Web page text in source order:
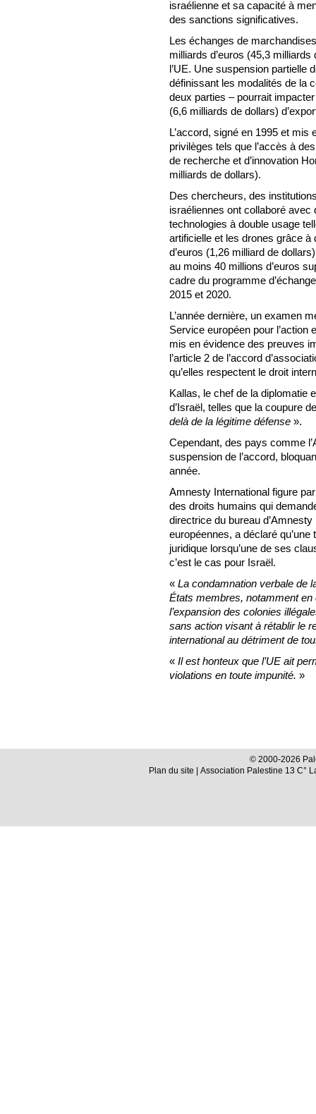
israélienne et sa capacité à
des sanctions significatives.
Les échanges de
milliards d’euros (45,3
l’UE. Une suspension partielle
définissant les modalités de la
deux parties – pourrait
(6,6 milliards de dollars)
L’accord, signé en 1995 et
privilèges tels que l’accès à
de recherche et d’innovation
milliards de dollars).
Des chercheurs, des
israéliennes ont collaboré avec
technologies à double usage
artificielle et les drones grâce
d’euros (1,26 milliard de
au moins 40 millions d’euros
cadre du programme
2015 et 2020.
L’année dernière, un examen
Service européen pour l’action
mis en évidence des preuves
l’article 2 de l’accord
qu’elles respectent le droit
Kallas, le chef de la diplomatie
d’Israël, telles que la coupure
delà de la légitime défense ».
Cependant, des pays comme
suspension de l’accord,
année.
Amnesty International figure
des droits humains qui
directrice du bureau
européennes, a déclaré
juridique lorsqu’une de ses
c’est le cas pour Israël.
« La condamnation verbale de
États membres, notamment en
l’expansion des colonies
sans action visant à rétablir le
international au détriment de
« Il est honteux que l’UE ait
violations en toute impunité. »
© 2000-2026
Plan du site | Association Palestine 13 C°